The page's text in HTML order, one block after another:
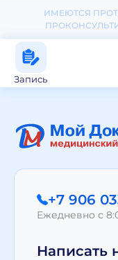
ИМЕЮТСЯ
Запись
+7 906
Ежедневно с
Написать